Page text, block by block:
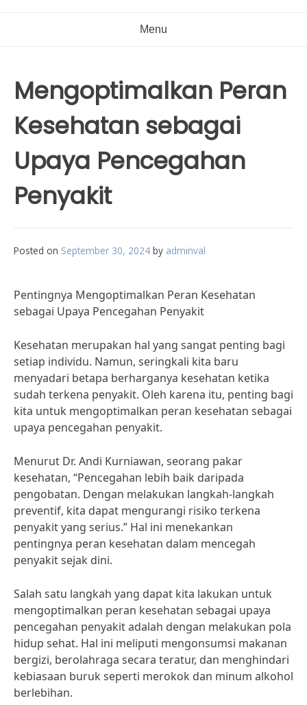
Menu
Mengoptimalkan Peran
Kesehatan sebagai
Upaya Pencegahan
Penyakit
Posted on September 30, 2024 by adminval
Pentingnya Mengoptimalkan Peran Kesehatan
sebagai Upaya Pencegahan Penyakit
Kesehatan merupakan hal yang sangat penting bagi
setiap individu. Namun, seringkali kita baru
menyadari betapa berharganya kesehatan ketika
sudah terkena penyakit. Oleh karena itu, penting bagi
kita untuk mengoptimalkan peran kesehatan sebagai
upaya pencegahan penyakit.
Menurut Dr. Andi Kurniawan, seorang pakar
kesehatan, “Pencegahan lebih baik daripada
pengobatan. Dengan melakukan langkah-langkah
preventif, kita dapat mengurangi risiko terkena
penyakit yang serius.” Hal ini menekankan
pentingnya peran kesehatan dalam mencegah
penyakit sejak dini.
Salah satu langkah yang dapat kita lakukan untuk
mengoptimalkan peran kesehatan sebagai upaya
pencegahan penyakit adalah dengan melakukan pola
hidup sehat. Hal ini meliputi mengonsumsi makanan
bergizi, berolahraga secara teratur, dan menghindari
kebiasaan buruk seperti merokok dan minum alkohol
berlebihan.